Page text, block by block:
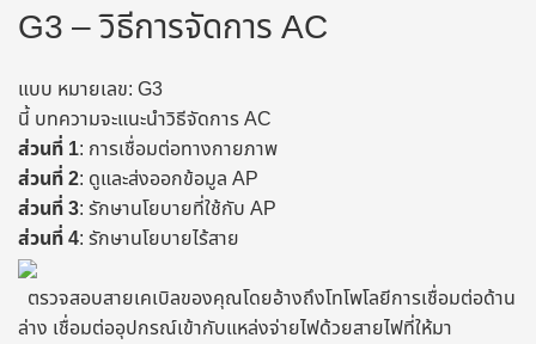
G3 – วิธีการจัดการ AC
แบบ หมายเลข: G3
นี้ บทความจะแนะนําวิธีจัดการ AC
ส่วนที่ 1: การเชื่อมต่อทางกายภาพ
ส่วนที่ 2: ดูและส่งออกข้อมูล AP
ส่วนที่ 3: รักษานโยบายที่ใช้กับ AP
ส่วนที่ 4: รักษานโยบายไร้สาย
ตรวจสอบสายเคเบิลของคุณโดยอ้างถึงโทโพโลยีการเชื่อมต่อด้าน
ล่าง เชื่อมต่ออุปกรณ์เข้ากับแหล่งจ่ายไฟด้วยสายไฟที่ให้มา